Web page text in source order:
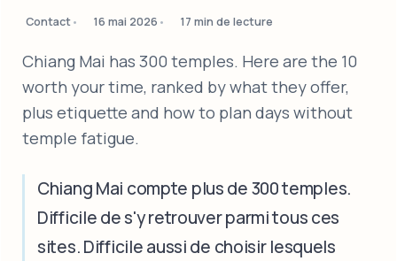
Contact 16 mai 2026 17 min de lecture
Chiang Mai has 300 temples. Here are the 10
worth your time, ranked by what they offer,
plus etiquette and how to plan days without
temple fatigue.
Chiang Mai compte plus de 300 temples.
Difficile de s'y retrouver parmi tous ces
sites. Difficile aussi de choisir lesquels